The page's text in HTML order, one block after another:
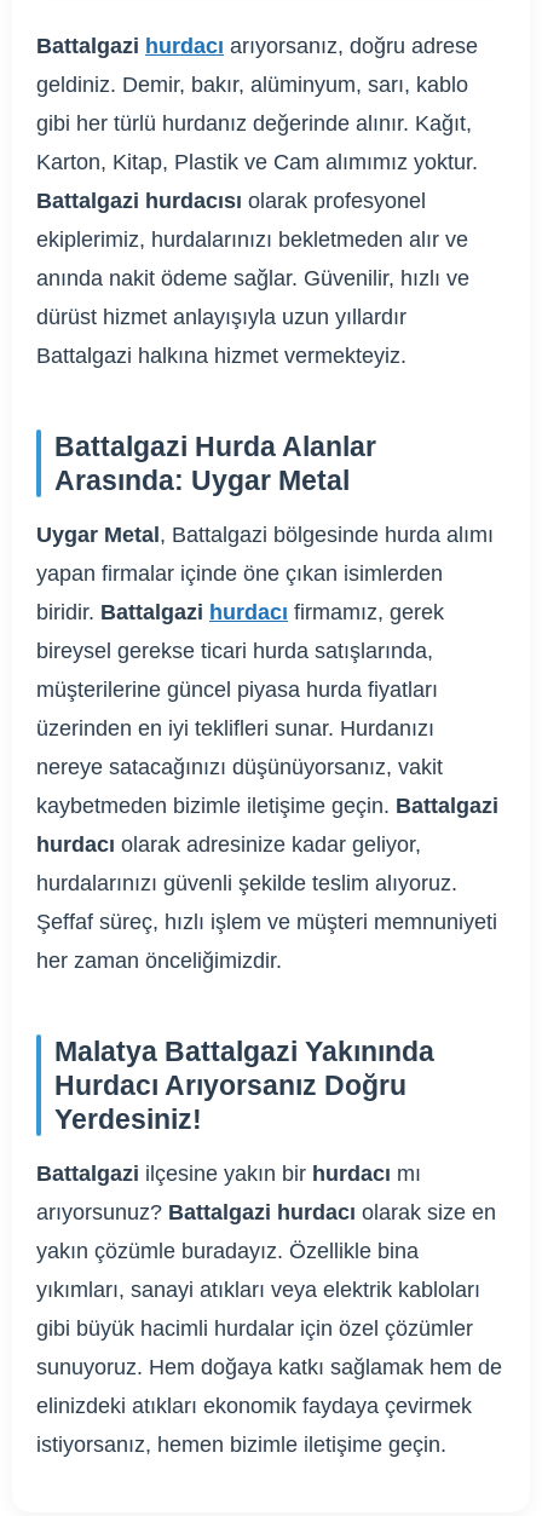
Battalgazi hurdacı arıyorsanız, doğru adrese
geldiniz. Demir, bakır, alüminyum, sarı, kablo
gibi her türlü hurdanız değerinde alınır. Kağıt,
Karton, Kitap, Plastik ve Cam alımımız yoktur.
Battalgazi hurdacısı olarak profesyonel
ekiplerimiz, hurdalarınızı bekletmeden alır ve
anında nakit ödeme sağlar. Güvenilir, hızlı ve
dürüst hizmet anlayışıyla uzun yıllardır
Battalgazi halkına hizmet vermekteyiz.
Battalgazi Hurda Alanlar
Arasında: Uygar Metal
Uygar Metal, Battalgazi bölgesinde hurda alımı
yapan firmalar içinde öne çıkan isimlerden
biridir. Battalgazi hurdacı firmamız, gerek
bireysel gerekse ticari hurda satışlarında,
müşterilerine güncel piyasa hurda fiyatları
üzerinden en iyi teklifleri sunar. Hurdanızı
nereye satacağınızı düşünüyorsanız, vakit
kaybetmeden bizimle iletişime geçin. Battalgazi
hurdacı olarak adresinize kadar geliyor,
hurdalarınızı güvenli şekilde teslim alıyoruz.
Şeffaf süreç, hızlı işlem ve müşteri memnuniyeti
her zaman önceliğimizdir.
Malatya Battalgazi Yakınında
Hurdacı Arıyorsanız Doğru
Yerdesiniz!
Battalgazi ilçesine yakın bir hurdacı mı
arıyorsunuz? Battalgazi hurdacı olarak size en
yakın çözümle buradayız. Özellikle bina
yıkımları, sanayi atıkları veya elektrik kabloları
gibi büyük hacimli hurdalar için özel çözümler
sunuyoruz. Hem doğaya katkı sağlamak hem de
elinizdeki atıkları ekonomik faydaya çevirmek
istiyorsanız, hemen bizimle iletişime geçin.